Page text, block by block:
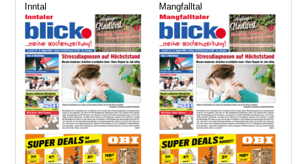
Inntal Mangfalltal